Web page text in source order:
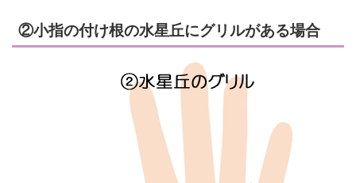
②小指の付け根の水星丘にグリルがある場合